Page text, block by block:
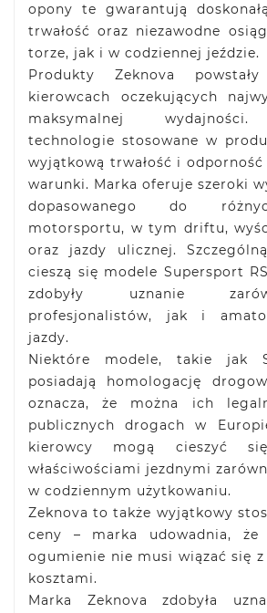
opony te gwarantują
trwałość oraz niezawodne
torze, jak i w codziennej jeździe.
Produkty Zeknova
kierowcach oczekujących
maksymalnej wydajności.
technologie stosowane w
wyjątkową trwałość i
warunki. Marka oferuje szeroki
dopasowanego do
motorsportu, w tym driftu,
oraz jazdy ulicznej.
cieszą się modele Supersport
zdobyły uznanie
profesjonalistów, jak i
jazdy.
Niektóre modele, takie jak
posiadają homologację
oznacza, że można ich
publicznych drogach w
kierowcy mogą cieszyć się
właściwościami jezdnymi
w codziennym użytkowaniu.
Zeknova to także wyjątkowy
ceny – marka udowadnia, że
ogumienie nie musi wiązać się
kosztami.
Marka Zeknova zdobyła